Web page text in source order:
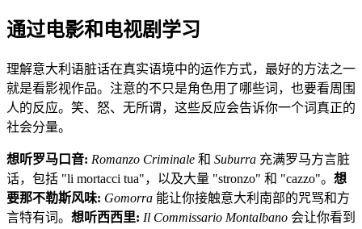
通过电影和电视剧学习
理解意大利语脏话在真实语境中的运作方式，最好的方法之一
就是看影视作品。注意的不只是角色用了哪些词，也要看周围
人的反应。笑、怒、无所谓，这些反应会告诉你一个词真正的
社会分量。
想听罗马口音: Romanzo Criminale 和 Suburra 充满罗马方言脏
话，包括 "li mortacci tua"，以及大量 "stronzo" 和 "cazzo"。 想
要那不勒斯风味: Gomorra 能让你接触意大利南部的咒骂和方
言特有词。 想听西西里: Il Commissario Montalbano 会让你看到